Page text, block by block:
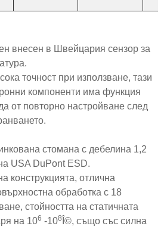
внесен в Швейцария сензор за
точност при използване, тази
компоненти има функция
от повторно настройване след
стомана с дебелина 1,2
USA DuPont ESD.
конструкцията, отлична
обработка с 18
стойността на статичната
на 106 -108 Î©, също със силна